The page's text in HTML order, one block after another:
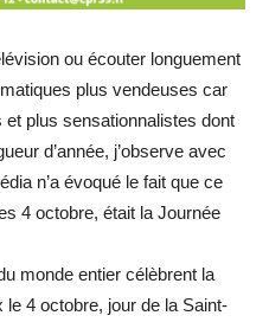
ou écouter longuement
plus vendeuses car
plus sensationnalistes dont
d’année, j’observe avec
n’a évoqué le fait que ce
4 octobre, était la Journée
monde entier célèbrent la
4 octobre, jour de la Saint-